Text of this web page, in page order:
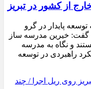
از کشور در تبریز
توسعه پایدار در گرو
گفت: خیرین مدرسه ‌ساز
و نگاه به مدرسه‌
راهبردی در توسعه